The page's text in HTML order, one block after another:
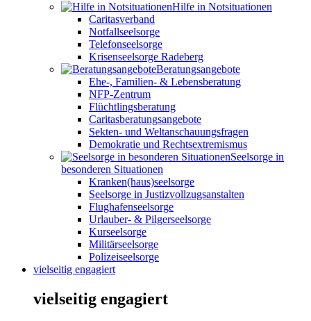
Hilfe in Notsituationen
Caritasverband
Notfallseelsorge
Telefonseelsorge
Krisenseelsorge Radeberg
Beratungsangebote
Ehe-, Familien- & Lebensberatung
NFP-Zentrum
Flüchtlingsberatung
Caritasberatungsangebote
Sekten- und Weltanschauungsfragen
Demokratie und Rechtsextremismus
Seelsorge in
besonderen Situationen
Kranken(haus)seelsorge
Seelsorge in Justizvollzugsanstalten
Flughafenseelsorge
Urlauber- & Pilgerseelsorge
Kurseelsorge
Militärseelsorge
Polizeiseelsorge
vielseitig engagiert
vielseitig engagiert